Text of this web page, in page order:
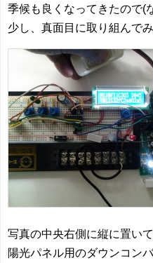
季候も良くなってきたので(
少し、真面目に取り組んで
写真の中央右側に縦に置い
陽光パネル用のダウンコン